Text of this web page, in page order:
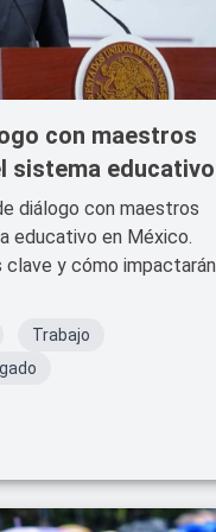
con maestros
sistema educativo
diálogo con maestros
educativo en México.
y cómo impactarán
Trabajo